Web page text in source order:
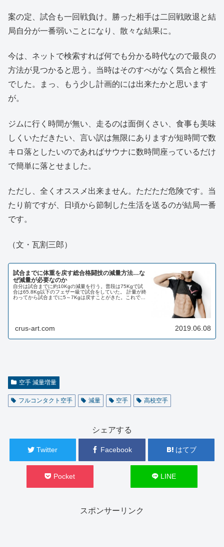
案の定、試合も一回戦負け。勝った相手は二回戦敗退と結
局自分が一番弱いことになり、散々な結果に。
今は、ネットで検索すれば何でも分かる時代なので最良の
方法が見つかると思う。当時はそのすべがなく気合と根性
でした。まっ、もう少し計画的には出来たかと思います
が。
ジムに行く時間が無い、走るのは面倒くさい、食事も美味
しくいただきたい、言い訳は無限にありますが短時間で数
キロ落としたいのであればサウナに数時間座っているだけ
で簡単に落とせました。
ただし、全くオススメ出来ません。ただただ危険です。当
たり前ですが、日頃から節制した生活を送るのが結局一番
です。
（文・瓦割三郎）
試合までに体重を戻す総合格闘技の減量方法…な
ぜ減量が必要なのか
自分は試合までに約10Kgの減量を行う。普段は75Kgで試
合は65.8Kg以下のフェザー級で試合をしていた。 計量が終
わってから試合までに5～7Kgは戻すことがきた。これでコ
crus-art.com 2019.06.08
空手 減量増量
フルコンタクト空手 減量 空手 高校空手
シェアする
Twitter Facebook はてブ
Pocket LINE
スポンサーリンク